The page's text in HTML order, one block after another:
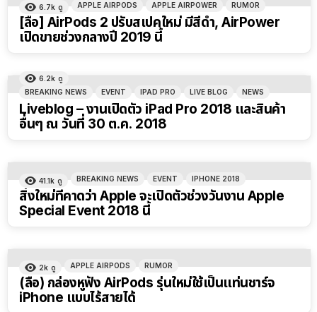
6.7k ดู APPLE AIRPODS APPLE AIRPOWER RUMOR
[ลือ] AirPods 2 ปรับสเปคใหม่ มีสีดำ, AirPower
เปิดขายช่วงกลางปี 2019 นี้
6.2k ดู
BREAKING NEWS
EVENT IPAD PRO LIVE BLOG NEWS
Liveblog – งานเปิดตัว iPad Pro 2018 และสินค้า
อื่นๆ ณ วันที่ 30 ต.ค. 2018
41.1k ดู BREAKING NEWS EVENT IPHONE 2018
สิ่งใหม่ที่คาดว่า Apple จะเปิดตัวช่วงวันงาน Apple
Special Event 2018 นี้
2k ดู APPLE AIRPODS RUMOR
(ลือ) กล่องหูฟัง AirPods รุ่นใหม่ใช้เป็นแท่นชาร์จ
iPhone แบบไร้สายได้